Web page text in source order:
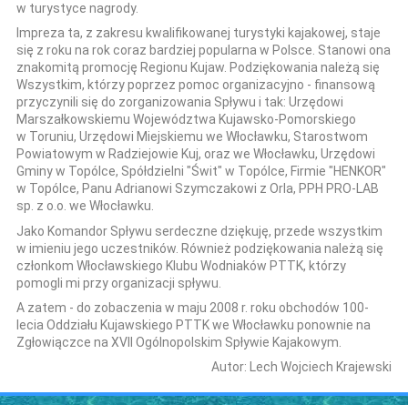
w turystyce nagrody.
Impreza ta, z zakresu kwalifikowanej turystyki kajakowej, staje
się z roku na rok coraz bardziej popularna w Polsce. Stanowi ona
znakomitą promocję Regionu Kujaw. Podziękowania należą się
Wszystkim, którzy poprzez pomoc organizacyjno - finansową
przyczynili się do zorganizowania Spływu i tak: Urzędowi
Marszałkowskiemu Województwa Kujawsko-Pomorskiego
w Toruniu, Urzędowi Miejskiemu we Włocławku, Starostwom
Powiatowym w Radziejowie Kuj, oraz we Włocławku, Urzędowi
Gminy w Topólce, Spółdzielni "Świt" w Topólce, Firmie "HENKOR"
w Topólce, Panu Adrianowi Szymczakowi z Orla, PPH PRO-LAB
sp. z o.o. we Włocławku.
Jako Komandor Spływu serdeczne dziękuję, przede wszystkim
w imieniu jego uczestników. Również podziękowania należą się
członkom Włocławskiego Klubu Wodniaków PTTK, którzy
pomogli mi przy organizacji spływu.
A zatem - do zobaczenia w maju 2008 r. roku obchodów 100-
lecia Oddziału Kujawskiego PTTK we Włocławku ponownie na
Zgłowiączce na XVII Ogólnopolskim Spływie Kajakowym.
Autor: Lech Wojciech Krajewski